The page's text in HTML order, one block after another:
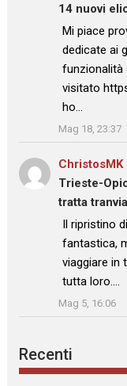
14 nuovi
: “
Mi piace
dedicate ai
funzionalità
visitato
ho…
”
Mag 18, 23:37
ChristosMK
Trieste-
tratta
: “
Il ripristino
fantastica,
viaggiare in
tutta loro.…
”
Mag 5, 16:06
Recenti